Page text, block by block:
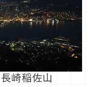
崎稲佐山